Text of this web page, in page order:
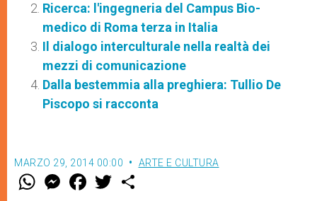
Ricerca: l'ingegneria del Campus Bio-
medico di Roma terza in Italia
Il dialogo interculturale nella realtà dei
mezzi di comunicazione
Dalla bestemmia alla preghiera: Tullio De
Piscopo si racconta
MARZO 29, 2014 00:00 ARTE E CULTURA
W M
e
F
a w